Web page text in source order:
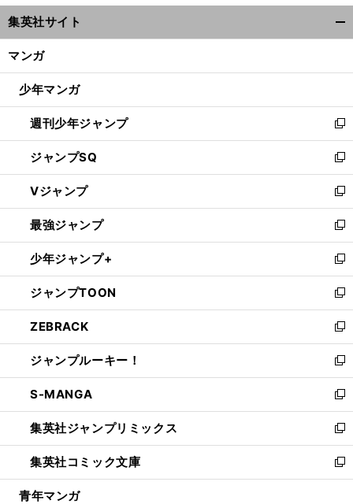
ウ
ィ
ン
ウ
開
く
集英社サイト
マンガ
少年マンガ
週刊少年ジャンプ
新
し
い
ウ
ィ
ン
ド
ウ
で
開
く
ジャンプSQ
新
し
い
ウ
ィ
ン
ド
ウ
で
開
く
Vジャンプ
新
し
い
ウ
ィ
ン
ド
ウ
で
開
く
最強ジャンプ
新
し
い
ウ
ィ
ン
ド
ウ
で
開
く
少年ジャンプ+
新
し
い
ウ
ィ
ン
ド
ウ
で
開
く
ジャンプTOON
新
し
い
ウ
ィ
ン
ド
ウ
で
開
く
ZEBRACK
新
し
い
ウ
ィ
ン
ド
ウ
で
開
ジャンプルーキー！
新
し
い
ウ
ィ
ン
ド
ウ
S-MANGA
新
し
い
ウ
ィ
ン
集英社ジャンプリミックス
新
し
い
ウ
集英社コミック文庫
新
し
青年マンガ